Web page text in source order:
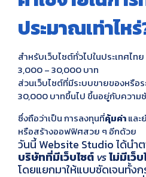
ประมาณเท่าไห
สำหรับเว็บไซต์ทั่วไปในประเทศไ
3,000 – 30,000 บาท
ส่วนเว็บไซต์ที่มีระบบขายของหรือ
30,000 บาทขึ้นไป ขึ้นอยู่กับความ
ซึ่งถือว่าเป็น การลงทุนที่คุ้มค่าและ
หรือสร้างออฟฟิศสวย ๆ อีกด้วย
วันนี้ Website Studio ได้นำต
บริษัทที่มีเว็บไซต์vsไม่มีเว็
โดยแยกมาให้แบบชัดเจนทั้ง